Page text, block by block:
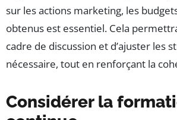
sur les actions marketing, les
obtenus est essentiel. Cela
cadre de discussion et d’ajuster les
nécessaire, tout en renforçant la
Considérer la